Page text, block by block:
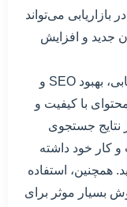
بازاریابی می‌تواند
جدید و افزایش
یکی از روش‌های رایگان و موثر در بازاریابی، بهبود SEO و
با کیفیت و
نتایج جستجوی
کار خود داشته
همچنین، استفاده
بسیار موثر برای